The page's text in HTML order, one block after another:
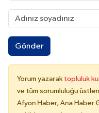
Gönder
Yorum yazarak topluluk
ve tüm sorumluluğu
Afyon Haber, Ana Haber